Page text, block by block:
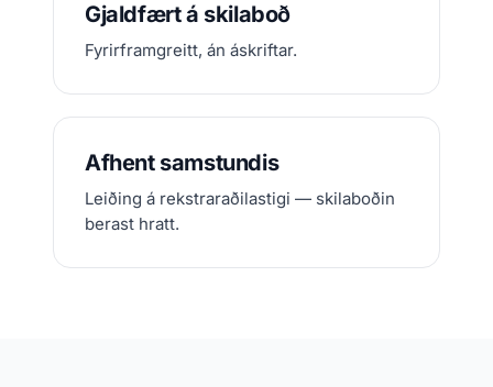
Gjaldfært á skilaboð
Fyrirframgreitt, án áskriftar.
Afhent samstundis
Leiðing á rekstraraðilastigi — skilaboðin
berast hratt.